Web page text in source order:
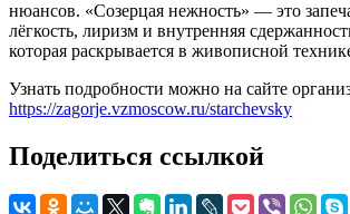
нюансов. «Созерцая нежность» — это
лёгкость, лиризм и внутренняя
которая раскрывается в живописной
Узнать подробности можно на сайте
https://zagorje.vzmoscow.ru/starchevsky
Поделиться ссылкой